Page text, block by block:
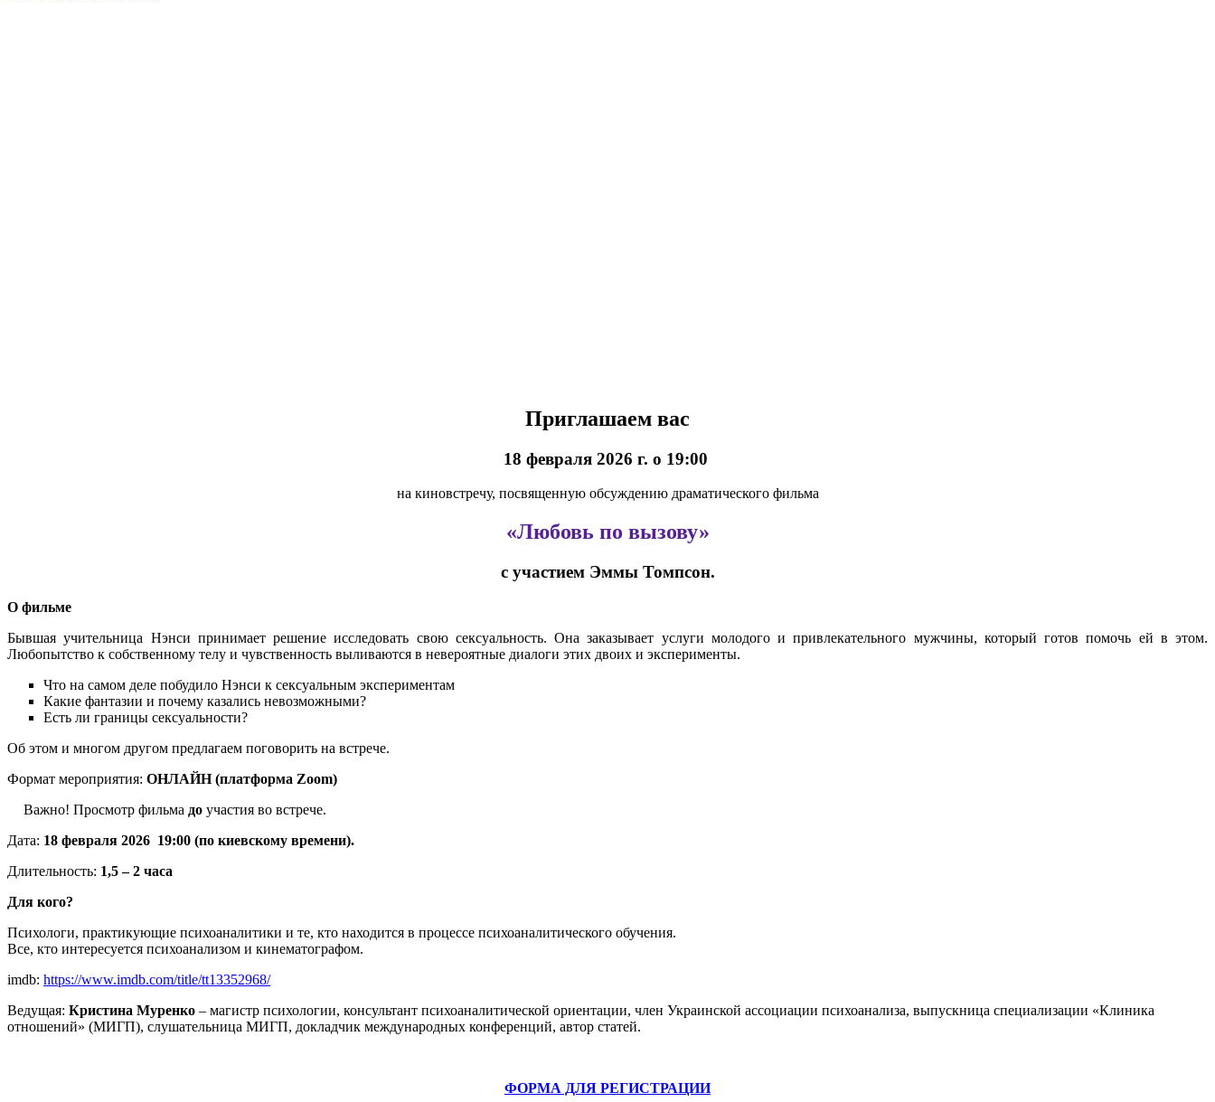
Приглашаем вас
18 февраля 2026 г. о 19:00
на киновстречу, посвященную обсуждению драматического фильма
«Любовь по вызову»
с участием Эммы Томпсон.
О фильме
Бывшая учительница Нэнси принимает решение исследовать свою сексуальность. Она заказывает услуги молодого и привлекательного мужчины, который готов помочь ей в этом.
Любопытство к собственному телу и чувственность выливаются в невероятные диалоги этих двоих и эксперименты.
Что на самом деле побудило Нэнси к сексуальным экспериментам
Какие фантазии и почему казались невозможными?
Есть ли границы сексуальности?
Об этом и многом другом предлагаем поговорить на встрече.
Формат мероприятия: ОНЛАЙН (платформа Zoom)
Важно! Просмотр фильма до участия во встрече.
Дата: 18 февраля 2026 19:00 (по киевскому времени).
Длительность: 1,5 – 2 часа
Для кого?
Психологи, практикующие психоаналитики и те, кто находится в процессе психоаналитического обучения.
Все, кто интересуется психоанализом и кинематографом.
imdb: https://www.imdb.com/title/tt13352968/
Ведущая: Кристина Муренко – магистр психологии, консультант психоаналитической ориентации, член Украинской ассоциации психоанализа, выпускница специализации «Клиника
отношений» (МИГП), слушательница МИГП, докладчик международных конференций, автор статей.
ФОРМА ДЛЯ РЕГИСТРАЦИИ